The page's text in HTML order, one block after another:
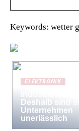
Keywords: wetter
ELEKTRONIK
Deshalb sind
Unternehmen
unerlässlich